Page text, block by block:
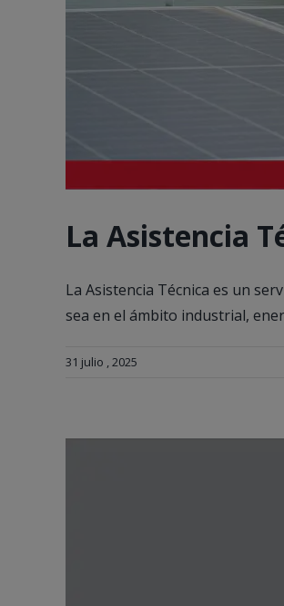
La Asistencia
La Asistencia Técnica es un
sea en el ámbito industrial,
31 julio , 2025